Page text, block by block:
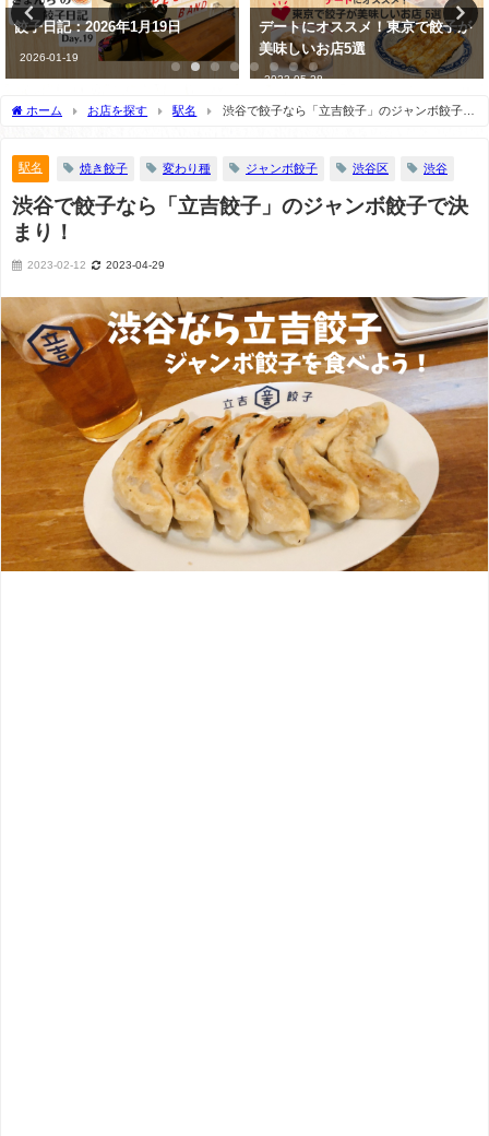
19日
デートにオススメ！東京で餃子が
美味しいお店5選
2023-05-28
実は、餃子を作る
み、不要かも!?
2023-01-08
ホーム お店を探す 駅名
渋谷で餃子なら「立吉餃子」のジャンボ餃子で
駅名 焼き餃子 変わり種 ジャンボ餃子 渋谷区 渋谷
渋谷で餃子なら「立吉餃子」のジャンボ餃子で決
まり！
2023-02-12 2023-04-29